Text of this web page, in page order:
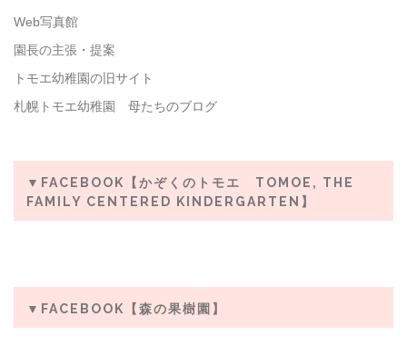
Web写真館
園長の主張・提案
トモエ幼稚園の旧サイト
札幌トモエ幼稚園 母たちのブログ
▼FACEBOOK【かぞくのトモエ TOMOE, THE
FAMILY CENTERED KINDERGARTEN】
▼FACEBOOK【森の果樹園】